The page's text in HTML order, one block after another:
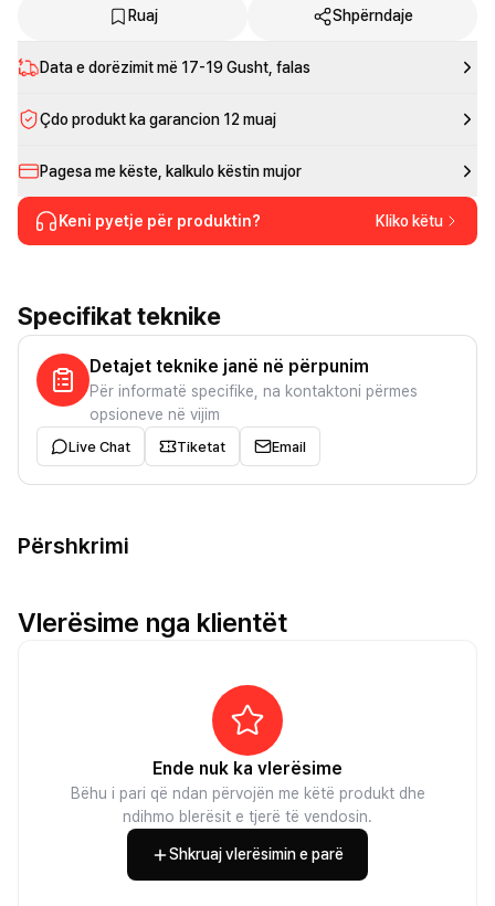
Ruaj Shpërndaje
Data e dorëzimit më 17-19 Gusht , falas
Çdo produkt ka garancion 12 muaj
Pagesa me këste, kalkulo këstin mujor
Keni pyetje për produktin? Kliko këtu
Specifikat teknike
Detajet teknike janë në përpunim
Për informatë specifike, na kontaktoni përmes
opsioneve në vijim
Live Chat Tiketat Email
Përshkrimi
Vlerësime nga klientët
Ende nuk ka vlerësime
Bëhu i pari që ndan përvojën me këtë produkt dhe
ndihmo blerësit e tjerë të vendosin.
Shkruaj vlerësimin e parë